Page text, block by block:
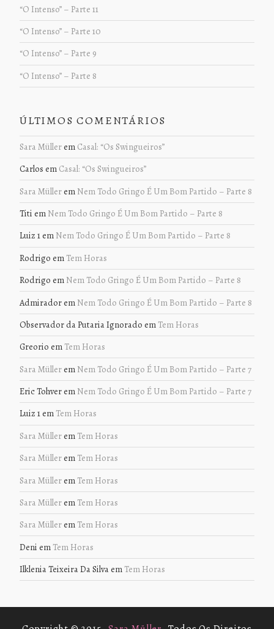
“O Intenso” – Parte 11
“O Intenso” – Parte 10
“O Intenso” – Parte 9
“O Intenso” – Parte 8
ÚLTIMOS COMENTÁRIOS
Sara Müllerem Casal: “Os Swingueiros”
Carlos em Casal: “Os Swingueiros”
Sara Müllerem Nem Todo Gringo É Um Bom Partido – Parte 8
Titi em Nem Todo Gringo É Um Bom Partido – Parte 8
Luiz 1em Nem Todo Gringo É Um Bom Partido – Parte 8
Rodrigo em Tem Horas
Rodrigo em Nem Todo Gringo É Um Bom Partido – Parte 8
Admiradorem Nem Todo Gringo É Um Bom Partido – Parte 8
Observador da Putaria Ignorado em Tem Horas
Greorio em Tem Horas
Sara Müllerem Nem Todo Gringo É Um Bom Partido – Parte 7
Eric Tohverem Nem Todo Gringo É Um Bom Partido – Parte 7
Luiz 1em Tem Horas
Sara Müllerem Tem Horas
Sara Müllerem Tem Horas
Sara Müllerem Tem Horas
Sara Müllerem Tem Horas
Sara Müllerem Tem Horas
Deni em Tem Horas
Ilklenia Teixeira Da Silvaem Tem Horas